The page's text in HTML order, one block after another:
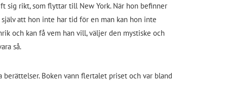
sig rikt, som flyttar till New York. När hon befinner
att hon inte har tid för en man kan hon inte
och kan få vem han vill, väljer den mystiske och
så.
Boken vann flertalet priset och var bland